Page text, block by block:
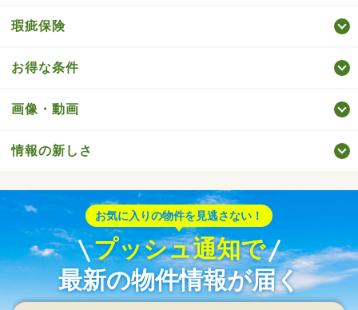
瑕疵保険
お得な条件
画像・動画
情報の新しさ
お気に入りの物件を見逃さない！
プッシュ通知で
最新の物件情報が届く